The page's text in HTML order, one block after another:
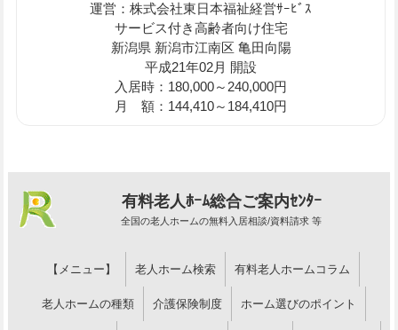
運営：株式会社東日本福祉経営ｻｰﾋﾞｽ
サービス付き高齢者向け住宅
新潟県 新潟市江南区 亀田向陽
平成21年02月 開設
入居時：180,000～240,000円
月 額：144,410～184,410円
有料老人ﾎｰﾑ総合ご案内ｾﾝﾀｰ
全国の老人ホームの無料入居相談/資料請求 等
【メニュー】 老人ホーム検索 有料老人ホームコラム
老人ホームの種類 介護保険制度 ホーム選びのポイント